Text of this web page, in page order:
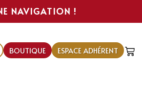
NAVIGATION !
BOUTIQUE ESPACE ADHÉRENT